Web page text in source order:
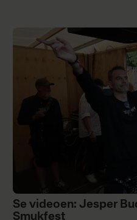
Se videoen: Jesper
Smukfest